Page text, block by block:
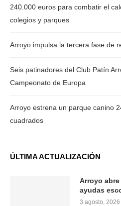
240.000 euros para combatir el
colegios y parques
Arroyo impulsa la tercera fase de
Seis patinadores del Club Patín
Campeonato de Europa
Arroyo estrena un parque canino
cuadrados
ÚLTIMA ACTUALIZACIÓN
Arroyo
ayudas
3 agosto, 2026